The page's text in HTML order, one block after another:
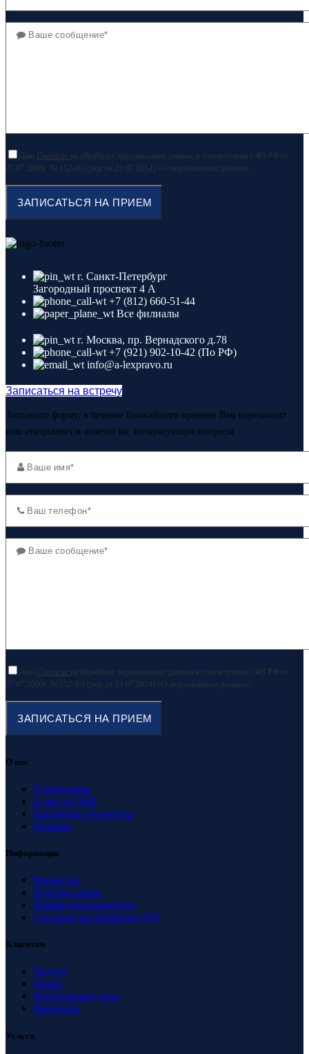
Даю Согласие на обработку персональных данных в соответствии с ФЗ РФ от
27.07.2006г. № 152-ФЗ (ред. от 21.07.2014) «О персональных данных».
г. Санкт-Петербург
Загородный проспект 4 A
+7 (812) 660-51-44
Все филиалы
г. Москва, пр. Вернадского д.78
+7 (921) 902-10-42 (По РФ)
info@a-lexpravo.ru
Записаться на встречу
Заполните форму, в течение ближайшего времени Вам перезвонит
наш специалист и ответит на интересующие вопросы.
Даю Согласие на обработку персональных данных в соответствии с ФЗ РФ от
27.07.2006г. № 152-ФЗ (ред. от 21.07.2014) «О персональных данных».
О нас
О компании
О нас в СМИ
Партнеры и клиенты
Отзывы
Информация
Вакансии
Полезно знать
Конфиденциальность
Согласие на обработку ПД
Клиентам
Услуги
Прайс
Выигранные дела
Контакты
Услуги